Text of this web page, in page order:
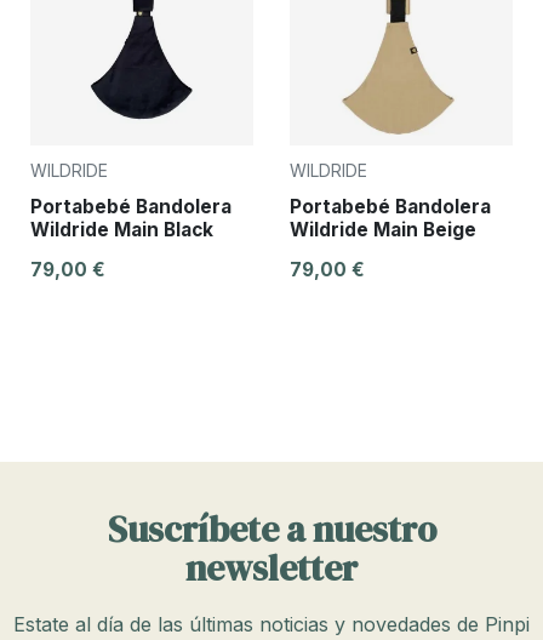
WILDRIDE
Portabebé Bandolera
Wildride Main Black
79,00 €
WILDRIDE
Portabebé Bandolera
Wildride Main Beige
79,00 €
Suscríbete a nuestro
newsletter
Estate al día de las últimas noticias y novedades de Pinpi